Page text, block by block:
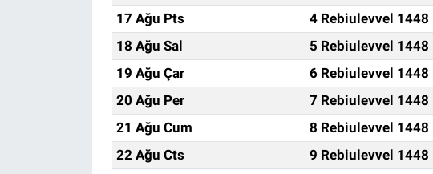
17 Ağu Pts
4 Rebiulevvel 1448
18 Ağu Sal
5 Rebiulevvel 1448
19 Ağu Çar
6 Rebiulevvel 1448
20 Ağu Per
7 Rebiulevvel 1448
21 Ağu Cum
8 Rebiulevvel 1448
22 Ağu Cts
9 Rebiulevvel 1448